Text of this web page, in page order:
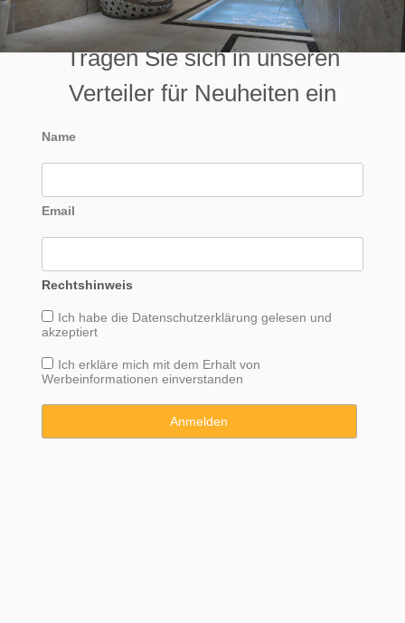
Tragen Sie sich in unseren
Verteiler für Neuheiten ein
Name
Email
Rechtshinweis
Ich habe die Datenschutzerklärung gelesen und
akzeptiert
Ich erkläre mich mit dem Erhalt von
Werbeinformationen einverstanden